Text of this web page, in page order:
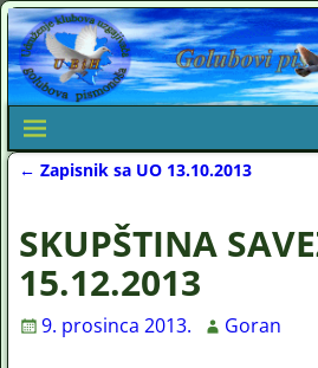
← Zapisnik sa UO 13.10.2013
SKUPŠTINA
15.12.2013
9. prosinca 2013. Goran